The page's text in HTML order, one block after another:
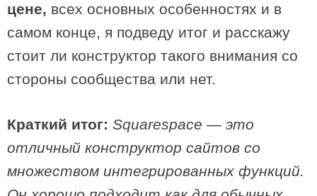
цене, всех основных особенностях и в
самом конце, я подведу итог и расскажу
стоит ли конструктор такого внимания со
стороны сообщества или нет.
Краткий итог: Squarespace — это
отличный конструктор сайтов со
множеством интегрированных функций.